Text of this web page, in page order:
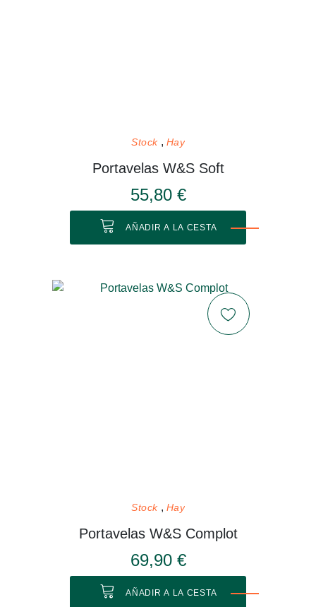
Stock Hay
Portavelas W&S Soft
55,80 €
AÑADIR A LA CESTA
Stock Hay
Portavelas W&S Complot
69,90 €
AÑADIR A LA CESTA